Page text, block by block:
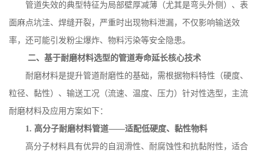
管道失效的典型特征为局部壁厚减薄（尤其是弯头外侧）、表
面麻点坑洼、焊缝开裂，严重时出现物料泄漏，不仅影响输送效
率，还可能引发粉尘爆炸、物料污染等安全隐患。
二、基于耐磨材料选型的管道寿命延长核心技术
耐磨材料是提升管道耐磨性的基础，需根据物料特性（硬度、
粒径、黏性）、输送工况（流速、温度、压力）针对性选型，主流
耐磨材料及应用方案如下：
1. 高分子耐磨材料管道——适配低硬度、黏性物料
高分子材料具有优异的自润滑性、耐腐蚀性和抗黏附性，适合